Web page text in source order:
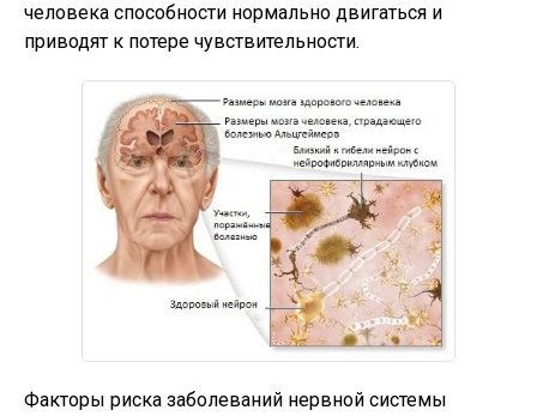
человека способности нормально двигаться и
приводят к потере чувствительности.
Факторы риска заболеваний нервной системы